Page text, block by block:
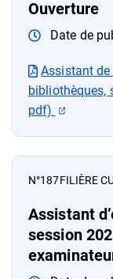
Ouverture
Date de
Assistant
bibliothèques,
pdf)
N°187FILIÈRE
Assistant
session